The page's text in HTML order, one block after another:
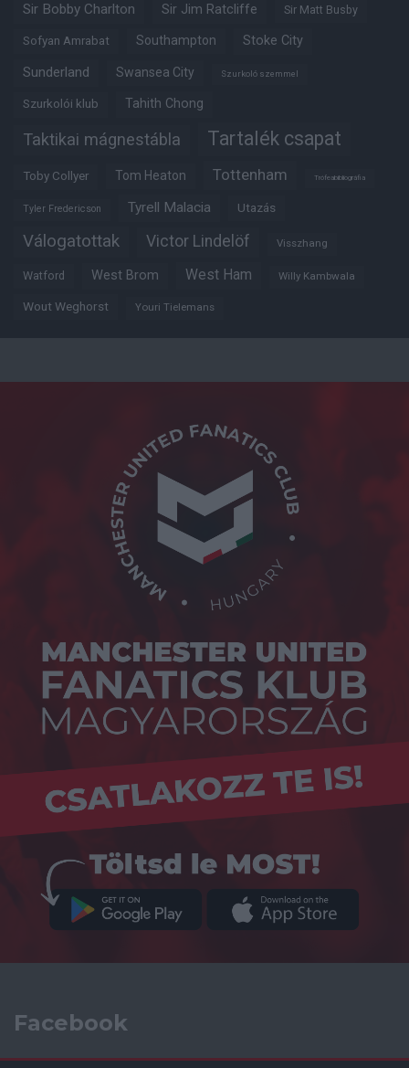
Sir Bobby Charlton Sir Jim Ratcliffe Sir Matt Busby
Sofyan Amrabat Southampton Stoke City
Sunderland Swansea City Szurkoló szemmel
Szurkolói klub Tahith Chong
Taktikai mágnestábla Tartalék csapat
Toby Collyer Tom Heaton Tottenham Trófeabibliográfia
Tyler Fredericson Tyrell Malacia Utazás
Válogatottak Victor Lindelöf Visszhang
Watford West Brom West Ham Willy Kambwala
Wout Weghorst Youri Tielemans
Facebook